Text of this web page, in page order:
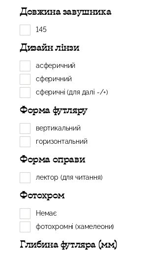
Довжина завушника
145
Дизайн лінзи
асферичний
сферичний
сферичні (для далі -/+)
Форма футляру
вертикальний
горизонтальний
Форма оправи
лектор (для читання)
Фотохром
Немає
фотохромні (хамелеони)
Глибина футляра (мм)